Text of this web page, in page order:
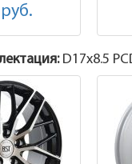
руб.
D17x8.5